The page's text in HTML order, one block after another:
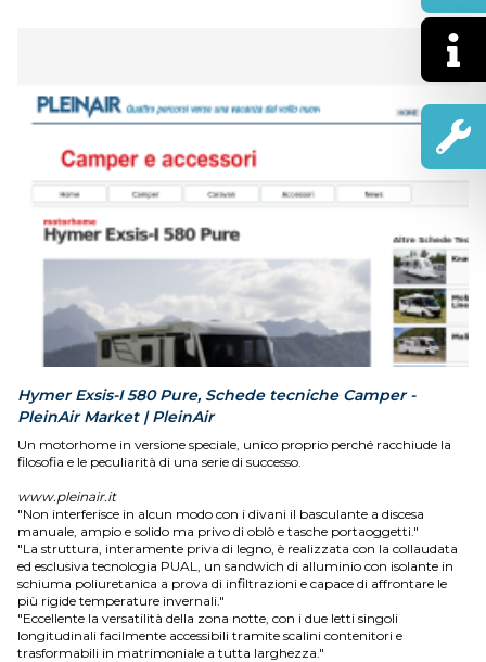
Hymer Exsis-I 580 Pure, Schede tecniche Camper -
PleinAir Market | PleinAir
Un motorhome in versione speciale, unico proprio perché racchiude la
filosofia e le peculiarità di una serie di successo.
www.pleinair.it
"Non interferisce in alcun modo con i divani il basculante a discesa
manuale, ampio e solido ma privo di oblò e tasche portaoggetti."
"La struttura, interamente priva di legno, è realizzata con la collaudata
ed esclusiva tecnologia PUAL, un sandwich di alluminio con isolante in
schiuma poliuretanica a prova di infiltrazioni e capace di affrontare le
più rigide temperature invernali."
"Eccellente la versatilità della zona notte, con i due letti singoli
longitudinali facilmente accessibili tramite scalini contenitori e
trasformabili in matrimoniale a tutta larghezza."